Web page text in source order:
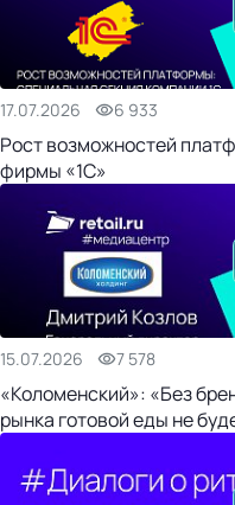
17.07.2026 6 933
Рост возможностей
фирмы «1С»
15.07.2026 7 578
«Коломенский»: «Без
рынка готовой еды не